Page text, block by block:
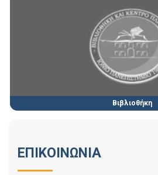
Βιβλιοθήκη
ΕΠΙΚΟΙΝΩΝΙΑ